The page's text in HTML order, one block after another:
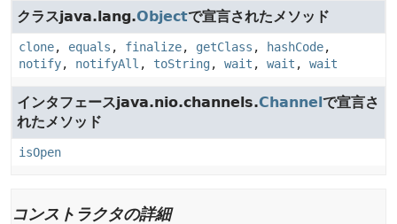
クラスjava.lang.Objectで宣言されたメソッド
clone, equals , finalize, getClass , hashCode,
notify, notifyAll , toString, wait , wait , wait
インタフェースjava.nio.channels.Channelで宣言さ
れたメソッド
isOpen
コンストラクタの詳細